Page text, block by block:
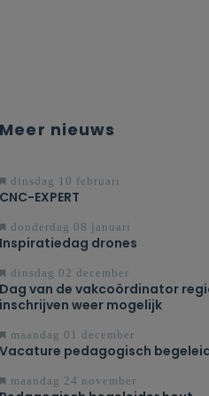
Meer nieuws
dinsdag 10 februari
CNC-EXPERT
donderdag 08 januari
Inspiratiedag drones
dinsdag 02 december
Dag van de vakcoördinator
inschrijven weer mogelijk
maandag 01 december
Vacature pedagogisch
maandag 24 november